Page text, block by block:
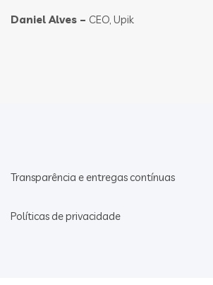
Daniel Alves – CEO, Upik
Transparência e entregas contínuas
Políticas de privacidade